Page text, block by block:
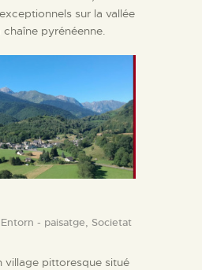
sur la vallée
pyrénéenne.
Entorn - paisatge, Societat
village pittoresque situé